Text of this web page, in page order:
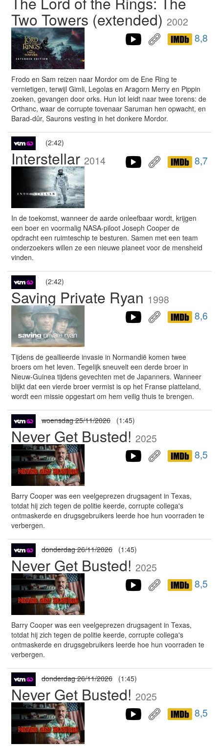
Two Towers (extended) 2002
8,8
Frodo en Sam reizen naar Mordor om de Ene Ring te
vernietigen, terwijl Gimli, Legolas en Aragorn Merry en Pippin
zoeken, gevangen door orks. Hun lot leidt naar twee torens: de
Orthanc, waar de corrupte tovenaar Saruman hen opwacht, en
Barad-dûr, Saurons vesting in het donkere Mordor.
(2:42)
Interstellar 2014 8,7
In de toekomst, wanneer de aarde onleefbaar wordt, krijgen
een boer en voormalig NASA-piloot Joseph Cooper de
opdracht een ruimteschip te besturen. Samen met een team
onderzoekers willen ze een nieuwe planeet voor de mensheid
vinden.
(2:42)
Saving Private Ryan 1998
8,6
Tijdens de geallieerde invasie in Normandië komen twee
broers om het leven. Tegelijk sneuvelt een derde broer in
Nieuw-Guinea tijdens gevechten met de Japanners. Wanneer
blijkt dat een vierde broer vermist is op het Franse platteland,
wordt een missie opgestart om hem veilig thuis te brengen.
woensdag 25/11/2026 (1:45)
Never Get Busted! 2025
8,5
Barry Cooper was een veelgeprezen drugsagent in Texas,
totdat hij zich tegen de politie keerde, corrupte collega's
ontmaskerde en drugsgebruikers leerde hoe hun voorraden te
verbergen.
donderdag 26/11/2026 (1:45)
Never Get Busted! 2025
8,5
Barry Cooper was een veelgeprezen drugsagent in Texas,
totdat hij zich tegen de politie keerde, corrupte collega's
ontmaskerde en drugsgebruikers leerde hoe hun voorraden te
verbergen.
donderdag 26/11/2026 (1:45)
Never Get Busted! 2025
8,5